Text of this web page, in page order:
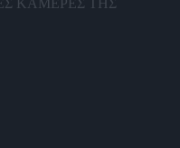
ΚΑΜΕΡΕΣ ΤΗΣ